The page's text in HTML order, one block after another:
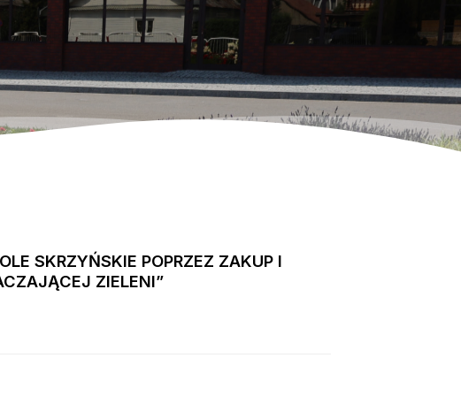
SKRZYŃSKIE POPRZEZ ZAKUP I
ZIELENI”